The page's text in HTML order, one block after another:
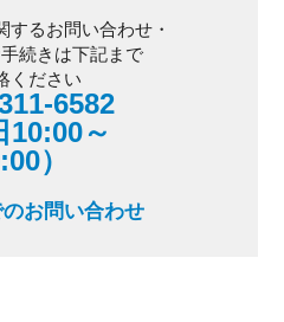
するお問い合わせ・
続きは下記まで
ください
6582
10:00～
）
のお問い合わせ